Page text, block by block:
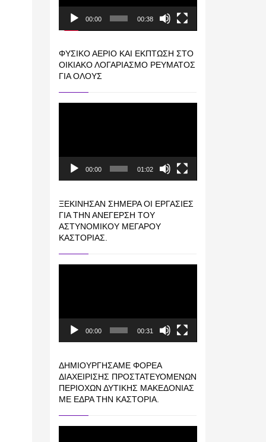
00:00 00:38
ΦΥΣΙΚΌ ΑΈΡΙΟ ΚΑΙ ΕΚΠΤΩΣΗ ΣΤΟ
ΟΙΚΙΑΚΌ ΛΟΓΑΡΙΑΣΜΌ ΡΕΎΜΑΤΟΣ
ΓΙΑ ΟΛΟΥΣ
00:00 01:02
ΞΕΚΊΝΗΣΑΝ ΣΉΜΕΡΑ ΟΙ ΕΡΓΑΣΊΕΣ
ΓΙΑ ΤΗΝ ΑΝΈΓΕΡΣΗ ΤΟΥ
ΑΣΤΥΝΟΜΙΚΟΎ ΜΕΓΆΡΟΥ
ΚΑΣΤΟΡΙΆΣ.
00:00 00:31
ΔΗΜΙΟΥΡΓΉΣΑΜΕ ΦΟΡΈΑ
ΔΙΑΧΕΊΡΙΣΗΣ ΠΡΟΣΤΑΤΕΥΌΜΕΝΩΝ
ΠΕΡΙΟΧΏΝ ΔΥΤΙΚΉΣ ΜΑΚΕΔΟΝΊΑΣ
ΜΕ ΈΔΡΑ ΤΗΝ ΚΑΣΤΟΡΙΆ.